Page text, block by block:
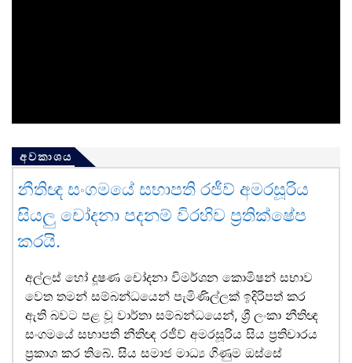
අවකාශය
නීතිඥ සංගමයේ සභාපති රජීව් අමරසූරිය
සියලු චෝදනා පදනම් විරහිව ප්‍රතික්ෂේප
කරයි.
අල්ලස් හෝ දූෂණ චෝදනා විමර්ශන කොමිෂන් සභාව
වෙත තමන් සම්බන්ධයෙන් පැමිණිල්ලක් ඉදිරිපත් කර
ඇති බවට පළ වූ වාර්තා සම්බන්ධයෙන්, ශ්‍රී ලංකා නීතිඥ
සංගමයේ සභාපති නීතිඥ රජීව් අමරසූරිය සිය ප්‍රතිචාරය
ප්‍රකාශ කර තිබේ. සිය සමාජ මාධ්‍ය ගිණුම ඔස්සේ